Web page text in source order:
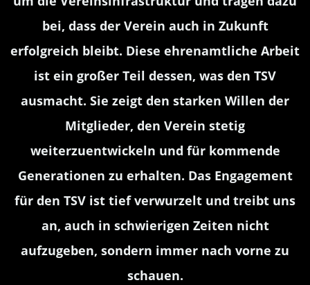
bei, dass der Verein auch in Zukunft
erfolgreich bleibt. Diese ehrenamtliche Arbeit
ist ein großer Teil dessen, was den TSV
ausmacht. Sie zeigt den starken Willen der
Mitglieder, den Verein stetig
weiterzuentwickeln und für kommende
Generationen zu erhalten. Das Engagement
für den TSV ist tief verwurzelt und treibt uns
an, auch in schwierigen Zeiten nicht
aufzugeben, sondern immer nach vorne zu
schauen.